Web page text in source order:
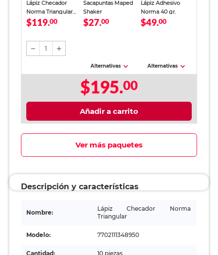
Lápiz Checador
Norma Triangular
Rojo 10 piezas
$119.00
1
Sacapuntas Maped
Shaker
$27.00
Alternativas
Lápiz Adhesivo
Norma 40 gr.
$49.00
Alternativas
$195.00
Añadir a carrito
Ver más paquetes
Descripción y características
Nombre:
Lápiz Checador Norma
Triangular
Modelo: 7702111348950
Cantidad: 10 piezas